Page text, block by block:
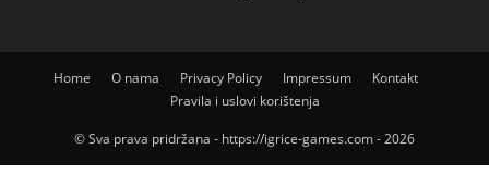
Home O nama Privacy Policy Impressum
Kontakt
Pravila i uslovi korištenja
© Sva prava pridržana - https://igrice-games.com - 2026